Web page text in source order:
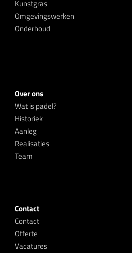
Kunstgras
Omgevingswerken
Onderhoud
Over ons
Wat is padel?
Historiek
Aanleg
Realisaties
Team
Contact
Contact
Offerte
Vacatures